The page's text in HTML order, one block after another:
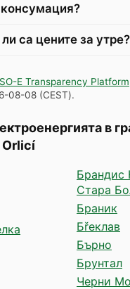
са цените за утре?
E Transparency Platform
08-08 (CEST).
в
Orlicí
Брандис
Стара
Браник
Бřеклав
Бърно
Брунтал
Черни